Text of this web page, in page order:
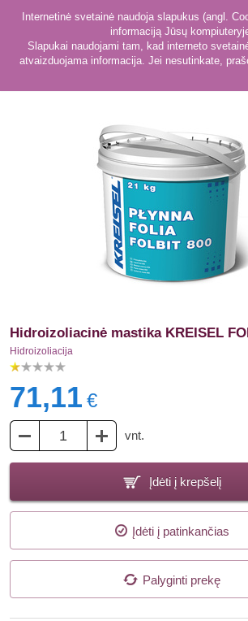
Internetinė svetainė naudoja slapukus (angl.
informaciją Jūsų
Slapukai naudojami tam, kad interneto
atvaizduojama informacija. Jei nesutinkate,
Hidroizoliacija
Hidroizoliacinė mastika KREISEL
Hidroizoliacija
71,11 €
vnt.
Įdėti į krepšelį
Įdėti į patinkančias
Palyginti prekę